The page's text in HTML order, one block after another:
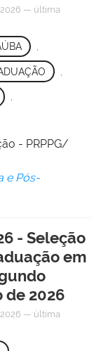
— última
,
- PRPPG/
e Pós-
- Seleção
em
de 2026
— última